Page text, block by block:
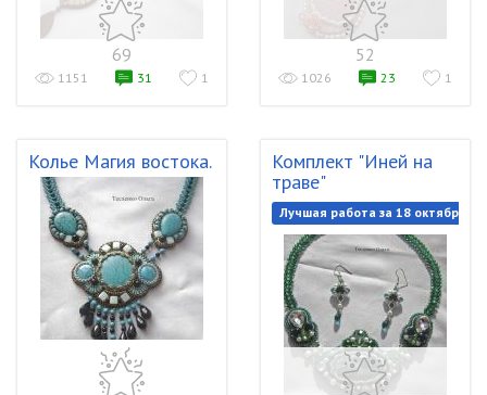
69
1151 31 1
52
1026 23 1
Колье Магия востока.
Комплект "Иней на
траве"
Лучшая работа за 18 октября